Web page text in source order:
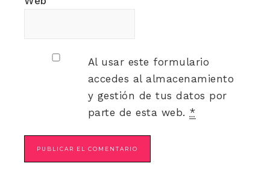
Al usar este formulario
accedes al almacenamiento
y gestión de tus datos por
parte de esta web. *